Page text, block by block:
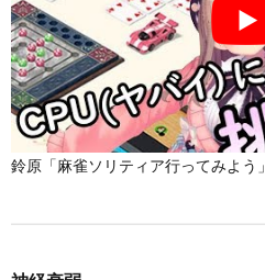
鈴原「麻雀ソリティア行ってみよう」